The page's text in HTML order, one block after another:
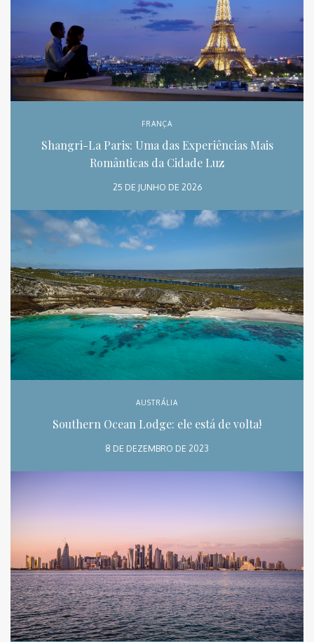
FRANÇA
Shangri-La Paris: Uma das Experiências Mais
Românticas da Cidade Luz
25 DE JUNHO DE 2026
AUSTRÁLIA
Southern Ocean Lodge: ele está de volta!
8 DE DEZEMBRO DE 2023